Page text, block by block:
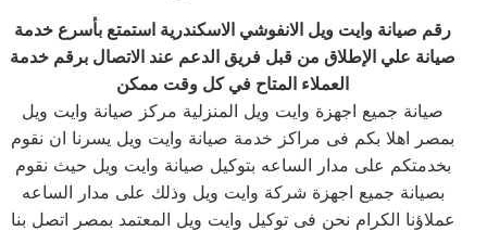
رقم صيانة وايت ويل الانفوشي الاسكندرية استمتع بأسرع خدمة
صيانة علي الإطلاق من قبل فريق الدعم عند الاتصال برقم خدمة
العملاء المتاح في كل وقت ممكن
صيانة جميع اجهزة وايت ويل المنزلية مركز صيانة وايت ويل
بمصر اهلا بكم فى مراكز خدمة صيانة وايت ويل يسرنا ان نقوم
بخدمتكم على مدار الساعه بتوكيل صيانة وايت ويل حيث نقوم
بصيانة جميع اجهزة شركة وايت ويل وذلك على مدار الساعه
عملاؤنا الكرام نحن فى توكيل وايت ويل المعتمد بمصر اتصل بنا